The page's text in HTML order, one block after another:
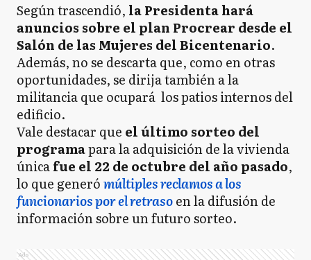
Según trascendió, la Presidenta hará
anuncios sobre el plan Procrear desde el
Salón de las Mujeres del Bicentenario.
Además, no se descarta que, como en otras
oportunidades, se dirija también a la
militancia que ocupará los patios internos del
edificio.
Vale destacar que el último sorteo del
programapara la adquisición de la vivienda
únicafue el 22 de octubre del año pasado,
lo que generómúltiples reclamos a los
funcionarios por el retrasoen la difusión de
información sobre un futuro sorteo.
Ads